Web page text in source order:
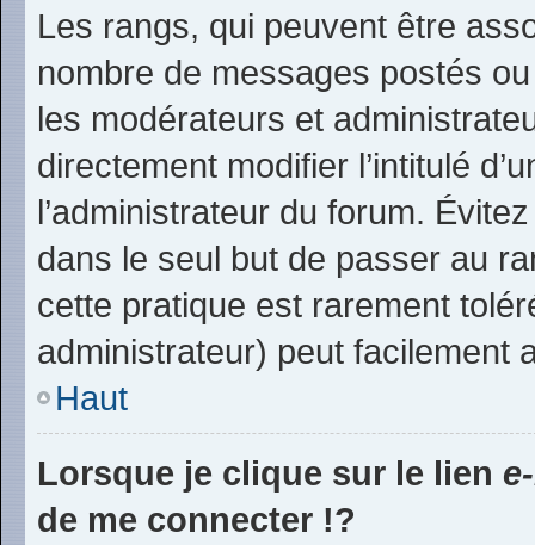
Les rangs, qui peuvent être
nombre de messages postés
les modérateurs et
directement modifier l’intitulé
l’administrateur du forum.
dans le seul but de passer au
cette pratique est rarement
administrateur) peut facilement
Haut
Lorsque je clique sur le lien
de me connecter !?